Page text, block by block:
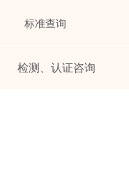
标准查询
检测、认证咨询